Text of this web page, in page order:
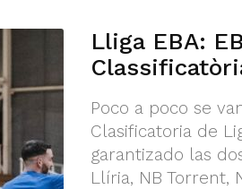
Lliga EBA:
Poco a poco se
Clasificatoria de
garantizado las
Llíria, NB Torrent,